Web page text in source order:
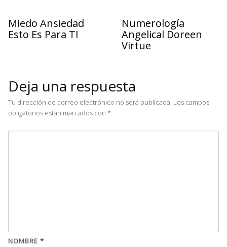
Miedo Ansiedad
Esto Es Para TI
Numerología
Angelical Doreen
Virtue
Deja una respuesta
Tu dirección de correo electrónico no será publicada. Los campos
obligatorios están marcados con *
NOMBRE *